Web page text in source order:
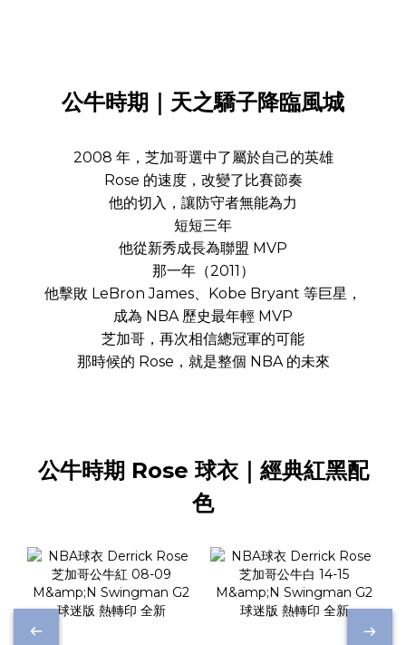
公牛時期｜天之驕子降臨風城
2008 年，芝加哥選中了屬於自己的英雄
Rose 的速度，改變了比賽節奏
他的切入，讓防守者無能為力
短短三年
他從新秀成長為聯盟 MVP
那一年（2011）
他擊敗 LeBron James、Kobe Bryant 等巨星，
成為 NBA 歷史最年輕 MVP
芝加哥，再次相信總冠軍的可能
那時候的 Rose，就是整個 NBA 的未來
公牛時期 Rose 球衣｜經典紅黑配
色